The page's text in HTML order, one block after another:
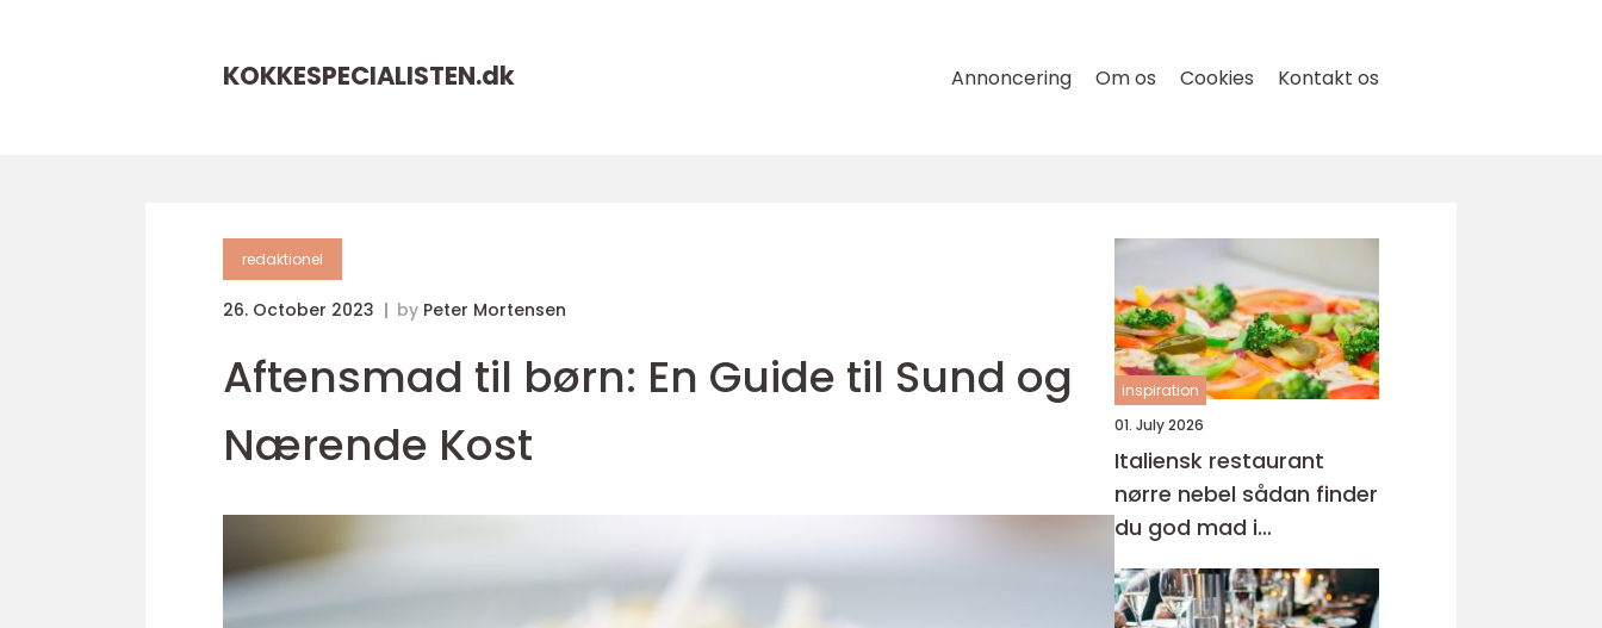
KOKKESPECIALISTEN.dk Annoncering Om os Cookies Kontakt os
redaktionel
26. October 2023 by Peter Mortensen
Aftensmad til børn: En Guide til Sund og
Nærende Kost
inspiration
01. July 2026
Italiensk restaurant
nørre nebel sådan finder
du god mad i
nærmiljøet